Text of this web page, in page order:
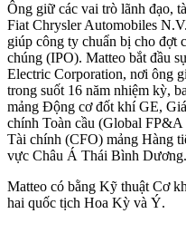
Ông giữ các vai trò lãnh đạo,
Fiat Chrysler Automobiles
giúp công ty chuẩn bị cho đợt
chúng (IPO). Matteo bắt đầu
Electric Corporation, nơi ông
trong suốt 16 năm nhiệm kỳ,
mảng Động cơ đốt khí GE,
chính Toàn cầu (Global
Tài chính (CFO) mảng Hàng
vực Châu Á Thái Bình Dương.
Matteo có bằng Kỹ thuật Cơ
hai quốc tịch Hoa Kỳ và Ý.